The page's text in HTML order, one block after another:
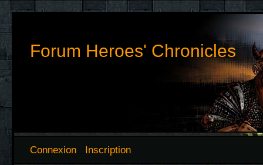
Forum Heroes' Chronicles
Connexion Inscription